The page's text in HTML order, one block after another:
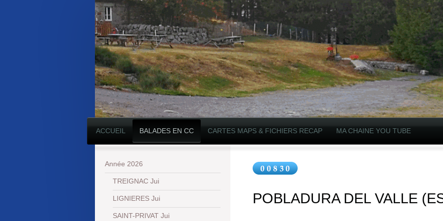
ACCUEIL BALADES EN CC CARTES MAPS & FICHIERS RECAP MA CHAINE YOU TUBE
POBLADURA DEL VALLE
Année 2026
TREIGNAC Jui
LIGNIERES Jui
SAINT-PRIVAT Jui